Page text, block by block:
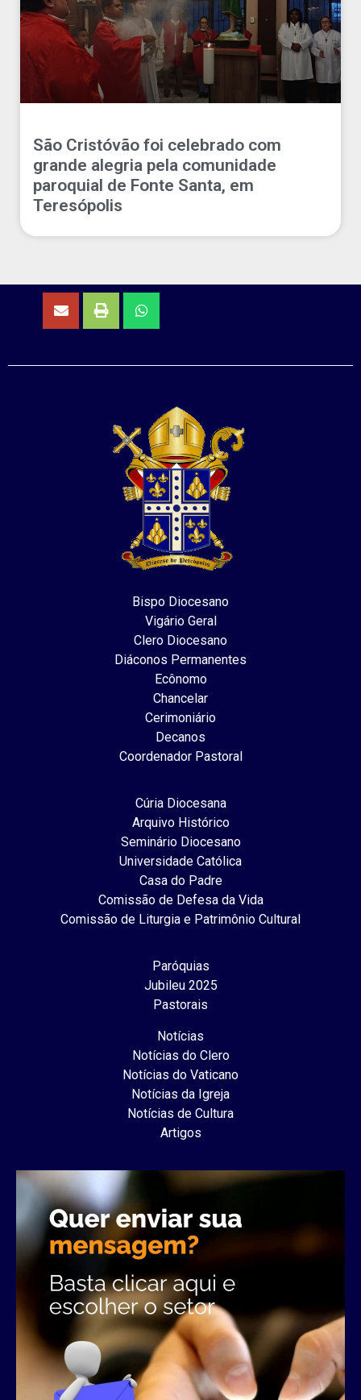
São Cristóvão foi celebrado com
grande alegria pela comunidade
paroquial de Fonte Santa, em
Teresópolis
Bispo Diocesano
Vigário Geral
Clero Diocesano
Diáconos Permanentes
Ecônomo
Chancelar
Cerimoniário
Decanos
Coordenador Pastoral
Cúria Diocesana
Arquivo Histórico
Seminário Diocesano
Universidade Católica
Casa do Padre
Comissão de Defesa da Vida
Comissão de Liturgia e Patrimônio Cultural
Paróquias
Jubileu 2025
Pastorais
Notícias
Notícias do Clero
Notícias do Vaticano
Notícias da Igreja
Notícias de Cultura
Artigos